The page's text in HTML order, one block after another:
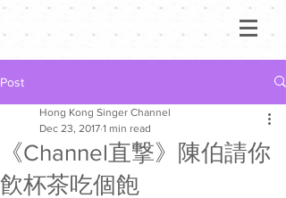
Post
《Channel直撃》陳伯請你
飮杯茶吃個飽
Hong Kong Singer Channel
Dec 23, 2017 1 min read